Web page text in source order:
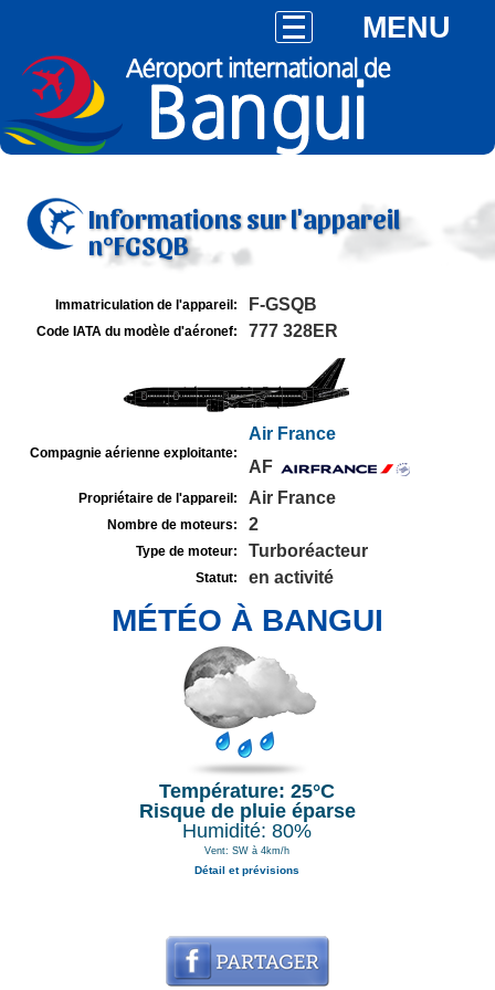
MENU
Informations sur l'appareil
n°FGSQB
Immatriculation de l'appareil: F-GSQB
Code IATA du modèle d'aéronef: 777 328ER
Compagnie aérienne exploitante:
Air France
AF
Propriétaire de l'appareil: Air France
Nombre de moteurs: 2
Type de moteur: Turboréacteur
Statut: en activité
MÉTÉO À BANGUI
Température: 25°C
Risque de pluie éparse
Humidité: 80%
Vent: SW à 4km/h
Détail et prévisions